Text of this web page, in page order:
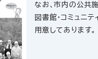
なお、市内の公共
図書館・コミュニテ
用意してあります。